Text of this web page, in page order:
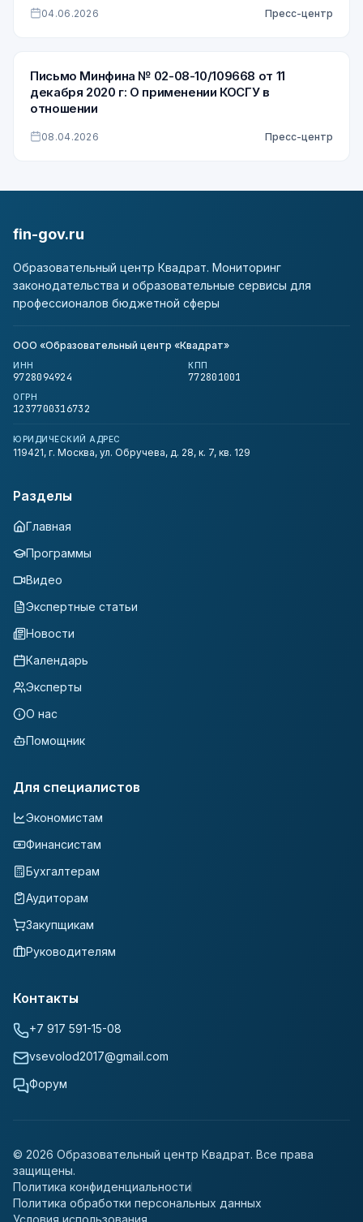
доходам»
04.06.2026 Пресс-центр
Письмо Минфина № 02-08-10/109668 от 11
декабря 2020 г: О применении КОСГУ в
отношении
08.04.2026 Пресс-центр
fin-gov.ru
Образовательный центр Квадрат. Мониторинг
законодательства и образовательные сервисы для
профессионалов бюджетной сферы
ООО «Образовательный центр «Квадрат»
ИНН
9728094924
КПП
772801001
ОГРН
1237700316732
ЮРИДИЧЕСКИЙ АДРЕС
119421, г. Москва, ул. Обручева, д. 28, к. 7, кв. 129
Разделы
Главная
Программы
Видео
Экспертные статьи
Новости
Календарь
Эксперты
О нас
Помощник
Для специалистов
Экономистам
Финансистам
Бухгалтерам
Аудиторам
Закупщикам
Руководителям
Контакты
+7 917 591-15-08
vsevolod2017@gmail.com
Форум
© 2026 Образовательный центр Квадрат. Все права
защищены.
Политика конфиденциальности
Политика обработки персональных данных